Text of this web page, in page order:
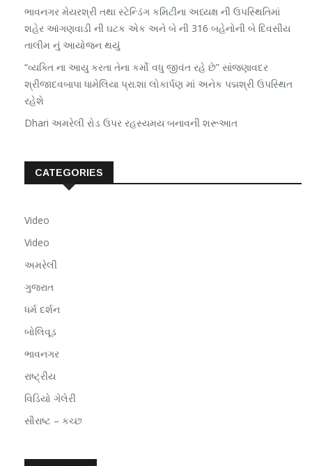
ભાવનગર મેયરશ્રી તથા સ્ટેન્ડિંગ કમિટીના અધ્યક્ષ ની ઉપસ્થિતિમાં
શહેર આંગણવાડી ની ઘટક એક અને બે ની 316 બહેનોની બે દિવસીય
તાલીમ નું આયોજન થયું
“વ્યક્તિ ના આયુ કરતા તેના કર્મો વધુ જીવંત રહે છે” સાંજણાવદર
શ્રીજાદવબાપા ધામેલિયા પ્રા.શા લોકાર્પણ માં અનેક પદ્મશ્રી ઉપસ્થિત
રહેશે
Dhari અમરેલી રોડ ઉપર રહસ્યમય બનાવની શરૂઆત
CATEGORIES
Video
Video
અમરેલી
ગુજરાત
ધર્મ દર્શન
બોલિવૂડ
ભાવનગર
રાષ્ટ્રીય
વિડિયો ગેલેરી
સૌરાષ્ટ – કચ્છ